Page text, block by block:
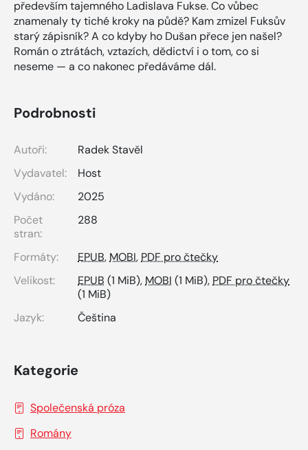
především tajemného Ladislava Fukse. Co vůbec
znamenaly ty tiché kroky na půdě? Kam zmizel Fuksův
starý zápisník? A co kdyby ho Dušan přece jen našel?
Román o ztrátách, vztazích, dědictví i o tom, co si
neseme — a co nakonec předáváme dál.
Podrobnosti
Autoři:
Radek Stavěl
Vydavatel:
Host
Vydáno:
2025
Počet
stran:
288
Formáty: EPUB, MOBI, PDF pro čtečky
Velikost:
EPUB (1 MiB), MOBI (1 MiB), PDF pro čtečky
(1 MiB)
Jazyk:
Čeština
Kategorie
Společenská próza
Romány